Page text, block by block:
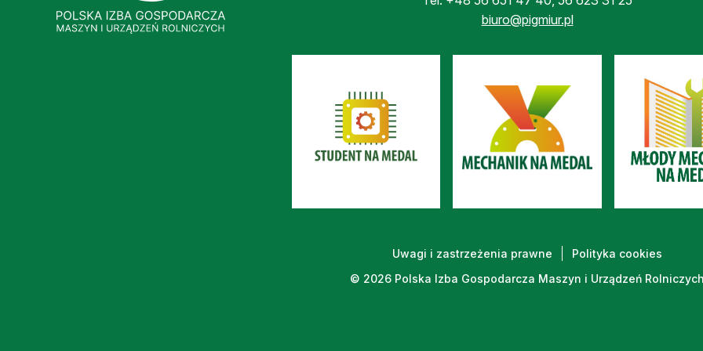
biuro@pigmiur.pl
Uwagi i zastrzeżenia prawne
Polityka cookies
© 2026 Polska Izba Gospodarcza Maszyn i Urządzeń